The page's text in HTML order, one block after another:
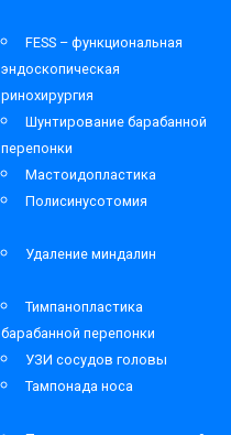
FESS – функциональная
эндоскопическая
ринохирургия
Шунтирование барабанной
перепонки
Мастоидопластика
Полисинусотомия
Удаление миндалин
Тимпанопластика
барабанной перепонки
УЗИ сосудов головы
Тампонада носа